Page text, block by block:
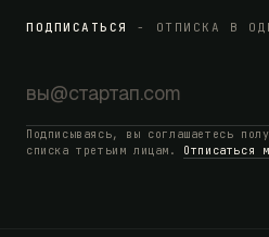
ПОДПИСАТЬСЯ - ОТПИСКА В
Подписываясь, вы соглашаетесь
списка третьим лицам. Отписаться